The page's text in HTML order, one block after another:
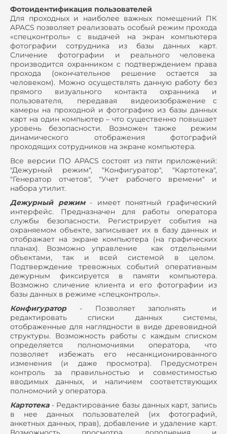
Фотоидентификация пользователей
Для проходных и наиболее важных помещений ПК
APACS позволяет реализовать особый режим прохода
«спецконтроль» с выдачей на экран компьютера
фотографии сотрудника из базы данных карт.
Сличение фотографии и реального человека
производится охранником с подтверждением права
прохода (окончательное решение остается за
человеком). Можно осуществлять данную работу без
прямого визуального контакта охранника и
пользователя, передавая видеоизображение с
камеры на проходной и фотографию из базы данных
карт на один компьютер – что существенно повышает
уровень безопасности. Возможен также режим
динамического отображения фотографий
проходящих сотрудников на экране компьютера.
Все версии ПО APACS состоят из пяти приложений:
"Дежурный режим", "Конфигуратор", "Картотека",
"Генератор отчетов", "Учет рабочего времени" и
набора утилит.
Дежурный режим - имеет понятный графический
интерфейс. Предназначен для работы оператора
службы безопасности. Регистрирует события на
охраняемом объекте, записывает их в базу данных и
отображает на экране компьютера (на графических
планах). Возможно управление как отдельными
объектами, так и всей системой в целом.
Подтверждение тревожных событий оперативным
дежурным фиксируется в памяти компьютера.
Возможно сличение клиента и его фотографии из
базы данных в режиме «спецконтроль».
Конфигуратор
- Позволяет заполнять и
редактировать списки данных системы,
отображенные для наглядности в виде древовидной
структуры. Возможность работы с каждым списком
определяется полномочиями оператора, что
позволяет избежать его несанкционированного
изменения (и даже просмотра). Предусмотрен
контроль за правильностью и совместимостью
вводимых данных, и наличием соответствующих
полномочий у оператора.
Картотека - Редактирование базы данных карт, запись
в нее данных пользователей (их фотографий,
анкетных данных, прав), добавление и удаление карт.